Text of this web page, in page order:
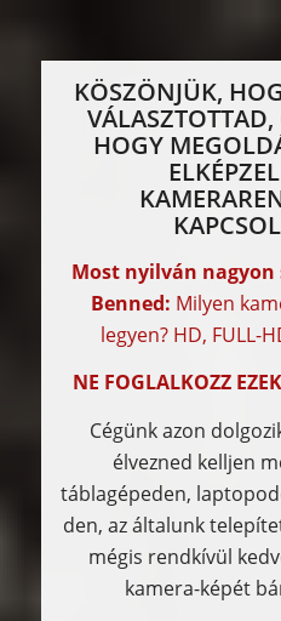
KÖSZÖNJÜK,
HOGY
Most nyilván
Benned: Milyen
legyen? HD, FULL-
NE FOGLALKOZZ
Cégünk azon
élvezned kelljen
táblagépeden,
den, az általunk
mégis rendkívül
kamera-képét